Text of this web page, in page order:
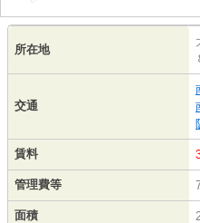
所在地
交通
賃料
管理費等
面積